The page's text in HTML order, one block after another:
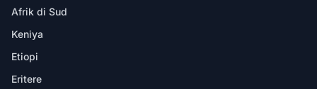
Afrik di Sud
Keniya
Etiopi
Eritere